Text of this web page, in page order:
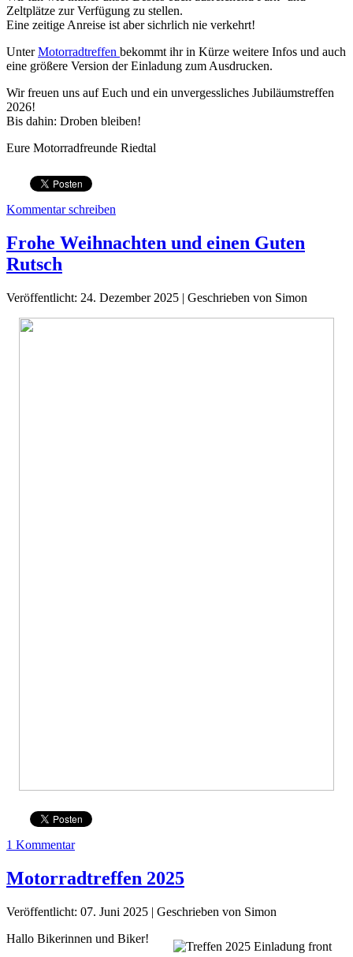
Zeltplätze zur Verfügung zu stellen.
Eine zeitige Anreise ist aber sichrlich nie verkehrt!
UnterMotorradtreffen bekommt ihr in Kürze weitere Infos und auch
eine größere Version der Einladung zum Ausdrucken.
Wir freuen uns auf Euch und ein unvergessliches Jubiläumstreffen
2026!
Bis dahin: Droben bleiben!
Eure Motorradfreunde Riedtal
Kommentar schreiben
Frohe Weihnachten und einen Guten
Rutsch
Veröffentlicht: 24. Dezember 2025 | Geschrieben von Simon
1 Kommentar
Motorradtreffen 2025
Veröffentlicht: 07. Juni 2025 | Geschrieben von Simon
Hallo Bikerinnen und Biker!